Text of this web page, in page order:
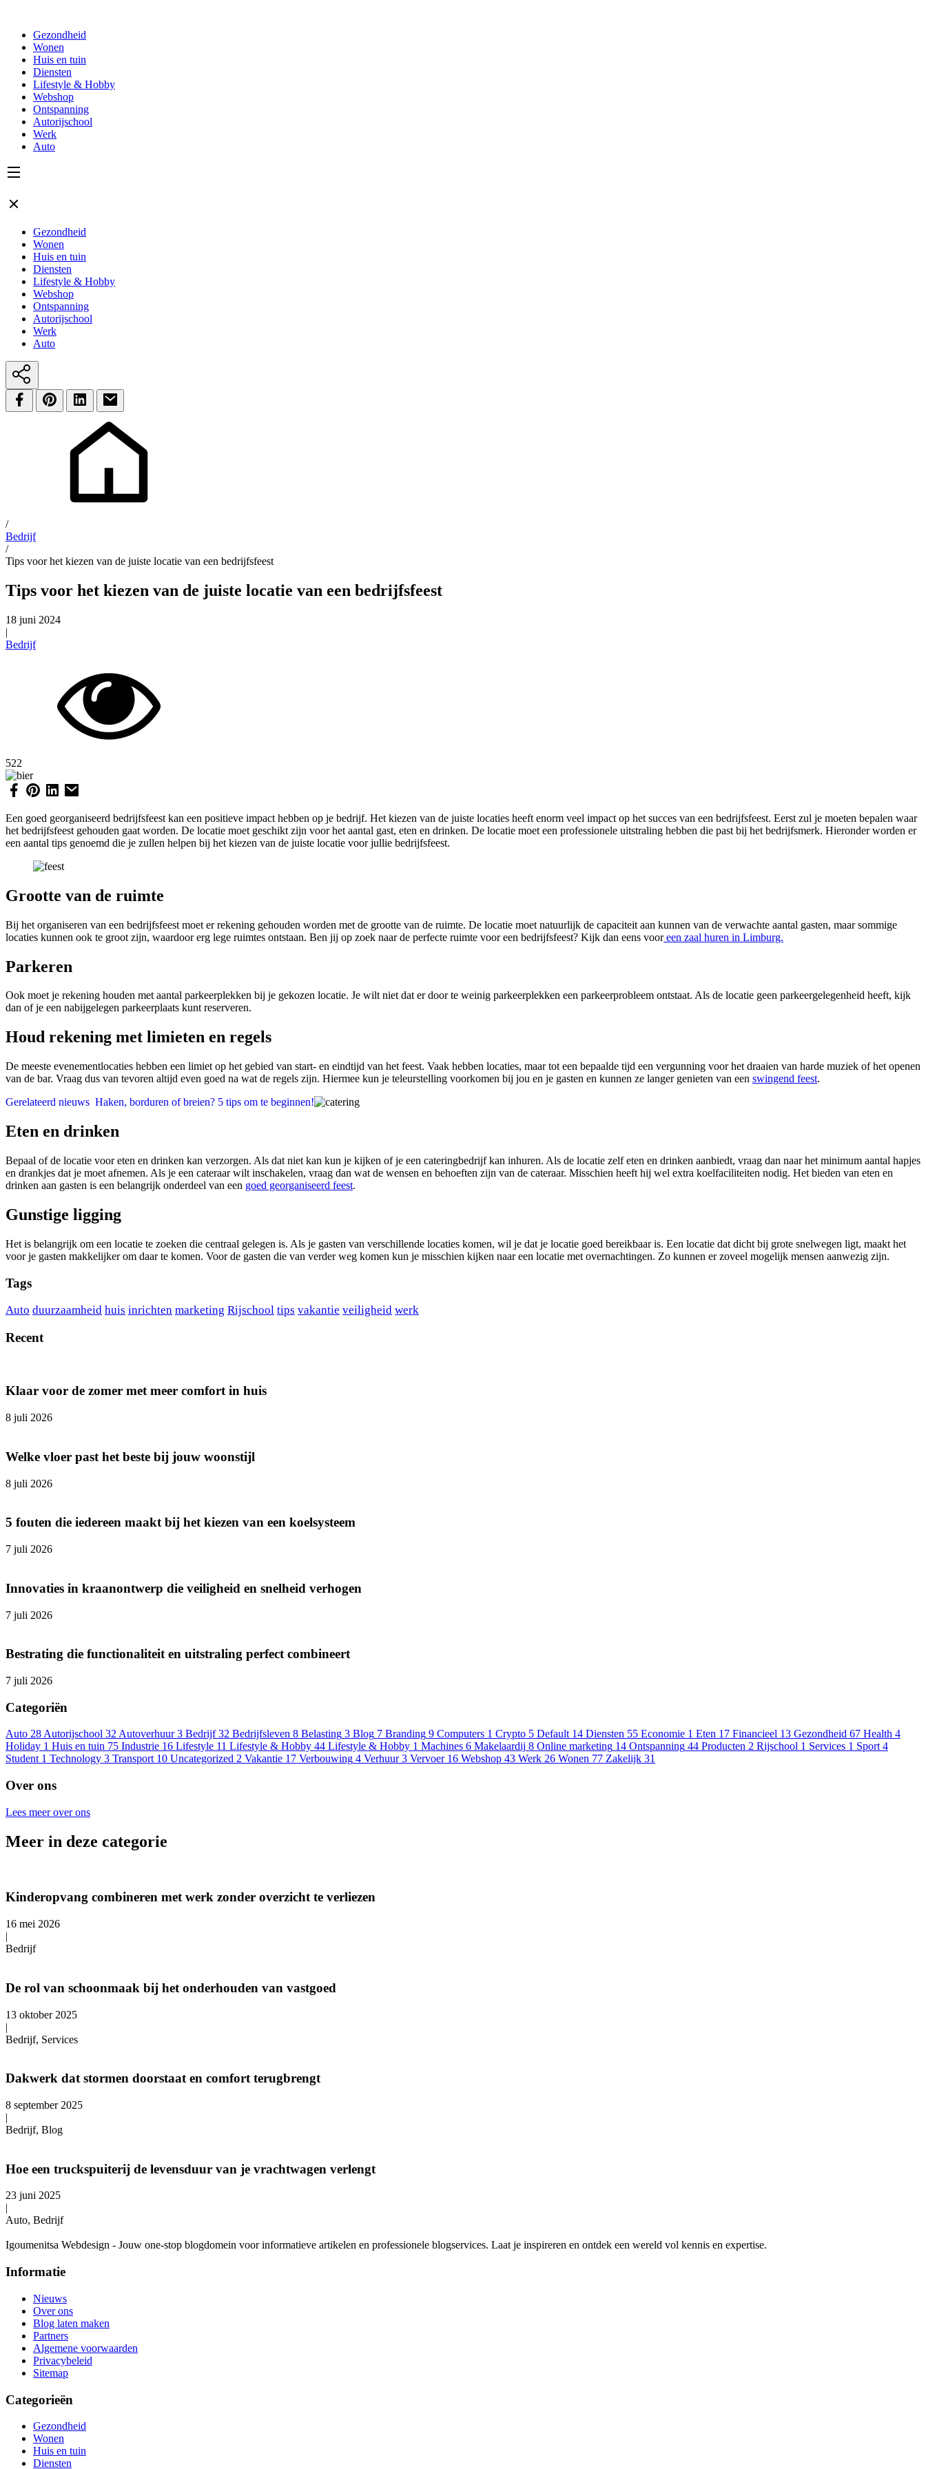
Gezondheid
Wonen
Huis en tuin
Diensten
Lifestyle & Hobby
Webshop
Ontspanning
Autorijschool
Werk
Auto
Gezondheid
Wonen
Huis en tuin
Diensten
Lifestyle & Hobby
Webshop
Ontspanning
Autorijschool
Werk
Auto
/
Bedrijf
/
Tips voor het kiezen van de juiste locatie van een bedrijfsfeest
Tips voor het kiezen van de juiste locatie van een bedrijfsfeest
18 juni 2024
|
Bedrijf
522
Een goed georganiseerd bedrijfsfeest kan een positieve impact hebben op je bedrijf. Het kiezen van de juiste locaties heeft enorm veel impact op het succes van een bedrijfsfeest. Eerst zul je moeten bepalen waar
het bedrijfsfeest gehouden gaat worden. De locatie moet geschikt zijn voor het aantal gast, eten en drinken. De locatie moet een professionele uitstraling hebben die past bij het bedrijfsmerk. Hieronder worden er
een aantal tips genoemd die je zullen helpen bij het kiezen van de juiste locatie voor jullie bedrijfsfeest.
Grootte van de ruimte
Bij het organiseren van een bedrijfsfeest moet er rekening gehouden worden met de grootte van de ruimte. De locatie moet natuurlijk de capaciteit aan kunnen van de verwachte aantal gasten, maar sommige
locaties kunnen ook te groot zijn, waardoor erg lege ruimtes ontstaan. Ben jij op zoek naar de perfecte ruimte voor een bedrijfsfeest? Kijk dan eens vooreen zaal huren in Limburg.
Parkeren
Ook moet je rekening houden met aantal parkeerplekken bij je gekozen locatie. Je wilt niet dat er door te weinig parkeerplekken een parkeerprobleem ontstaat. Als de locatie geen parkeergelegenheid heeft, kijk
dan of je een nabijgelegen parkeerplaats kunt reserveren.
Houd rekening met limieten en regels
De meeste evenementlocaties hebben een limiet op het gebied van start- en eindtijd van het feest. Vaak hebben locaties, maar tot een bepaalde tijd een vergunning voor het draaien van harde muziek of het openen
van de bar. Vraag dus van tevoren altijd even goed na wat de regels zijn. Hiermee kun je teleurstelling voorkomen bij jou en je gasten en kunnen ze langer genieten van een swingend feest.
Gerelateerd nieuws Haken, borduren of breien? 5 tips om te beginnen!
Eten en drinken
Bepaal of de locatie voor eten en drinken kan verzorgen. Als dat niet kan kun je kijken of je een cateringbedrijf kan inhuren. Als de locatie zelf eten en drinken aanbiedt, vraag dan naar het minimum aantal hapjes
en drankjes dat je moet afnemen. Als je een cateraar wilt inschakelen, vraag dan wat de wensen en behoeften zijn van de cateraar. Misschien heeft hij wel extra koelfaciliteiten nodig. Het bieden van eten en
drinken aan gasten is een belangrijk onderdeel van een goed georganiseerd feest.
Gunstige ligging
Het is belangrijk om een locatie te zoeken die centraal gelegen is. Als je gasten van verschillende locaties komen, wil je dat je locatie goed bereikbaar is. Een locatie dat dicht bij grote snelwegen ligt, maakt het
voor je gasten makkelijker om daar te komen. Voor de gasten die van verder weg komen kun je misschien kijken naar een locatie met overnachtingen. Zo kunnen er zoveel mogelijk mensen aanwezig zijn.
Tags
Auto duurzaamheid huis inrichten marketing Rijschool tips vakantie veiligheid werk
Recent
Klaar voor de zomer met meer comfort in huis
8 juli 2026
Welke vloer past het beste bij jouw woonstijl
8 juli 2026
5 fouten die iedereen maakt bij het kiezen van een koelsysteem
7 juli 2026
Innovaties in kraanontwerp die veiligheid en snelheid verhogen
7 juli 2026
Bestrating die functionaliteit en uitstraling perfect combineert
7 juli 2026
Categoriën
Auto 28 Autorijschool 32 Autoverhuur 3 Bedrijf 32 Bedrijfsleven 8 Belasting 3 Blog 7 Branding 9 Computers 1 Crypto 5 Default 14 Diensten 55 Economie 1 Eten 17 Financieel 13 Gezondheid 67 Health 4
Holiday 1 Huis en tuin 75 Industrie 16 Lifestyle 11 Lifestyle & Hobby 44 Lifestyle & Hobby 1 Machines 6 Makelaardij 8 Online marketing 14 Ontspanning 44 Producten 2 Rijschool 1 Services 1 Sport 4
Student 1 Technology 3 Transport 10 Uncategorized 2 Vakantie 17 Verbouwing 4 Verhuur 3 Vervoer 16 Webshop 43 Werk 26 Wonen 77 Zakelijk 31
Over ons
Lees meer over ons
Meer in deze categorie
Kinderopvang combineren met werk zonder overzicht te verliezen
16 mei 2026
|
Bedrijf
De rol van schoonmaak bij het onderhouden van vastgoed
13 oktober 2025
|
Bedrijf, Services
Dakwerk dat stormen doorstaat en comfort terugbrengt
8 september 2025
|
Bedrijf, Blog
Hoe een truckspuiterij de levensduur van je vrachtwagen verlengt
23 juni 2025
|
Auto, Bedrijf
Igoumenitsa Webdesign - Jouw one-stop blogdomein voor informatieve artikelen en professionele blogservices. Laat je inspireren en ontdek een wereld vol kennis en expertise.
Informatie
Nieuws
Over ons
Blog laten maken
Partners
Algemene voorwaarden
Privacybeleid
Sitemap
Categorieën
Gezondheid
Wonen
Huis en tuin
Diensten